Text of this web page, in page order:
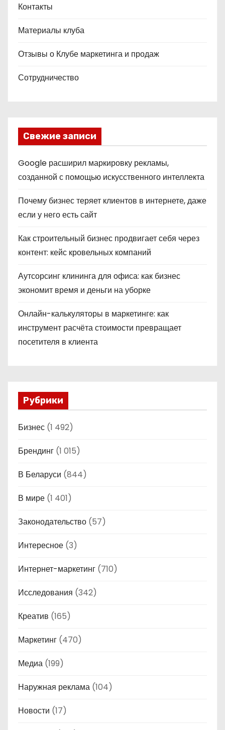
Контакты
Материалы клуба
Отзывы о Клубе маркетинга и продаж
Сотрудничество
Свежие записи
Google расширил маркировку рекламы,
созданной с помощью искусственного интеллекта
Почему бизнес теряет клиентов в интернете, даже
если у него есть сайт
Как строительный бизнес продвигает себя через
контент: кейс кровельных компаний
Аутсорсинг клининга для офиса: как бизнес
экономит время и деньги на уборке
Онлайн-калькуляторы в маркетинге: как
инструмент расчёта стоимости превращает
посетителя в клиента
Рубрики
Бизнес (1 492)
Брендинг (1 015)
В Беларуси (844)
В мире (1 401)
Законодательство (57)
Интересное (3)
Интернет-маркетинг (710)
Исследования (342)
Креатив (165)
Маркетинг (470)
Медиа (199)
Наружная реклама (104)
Новости (17)